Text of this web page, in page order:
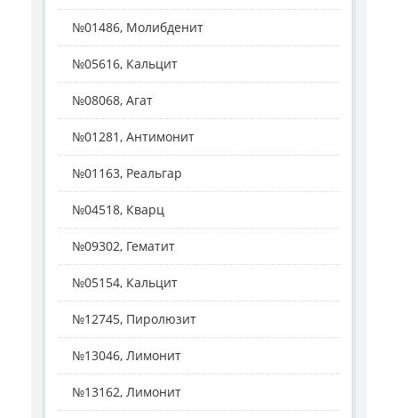
№01486, Молибденит
№05616, Кальцит
№08068, Агат
№01281, Антимонит
№01163, Реальгар
№04518, Кварц
№09302, Гематит
№05154, Кальцит
№12745, Пиролюзит
№13046, Лимонит
№13162, Лимонит